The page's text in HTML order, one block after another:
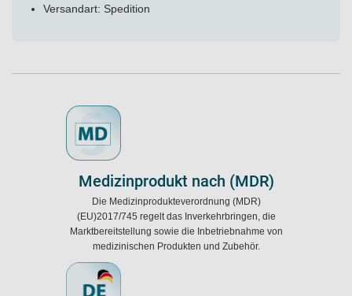
Versandart: Spedition
Medizinprodukt nach (MDR)
Die Medizinprodukteverordnung (MDR)
(EU)2017/745 regelt das Inverkehrbringen, die
Marktbereitstellung sowie die Inbetriebnahme von
medizinischen Produkten und Zubehör.